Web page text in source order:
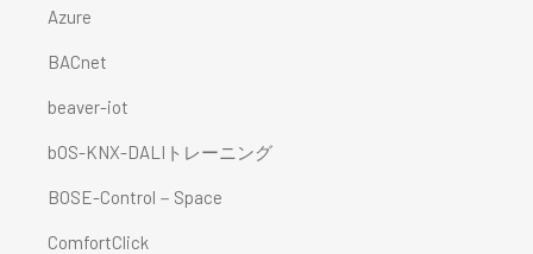
Azure
BACnet
beaver-iot
bOS-KNX-DALIトレーニング
BOSE-Control－Space
ComfortClick